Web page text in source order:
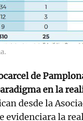
de
en la
desde la
evidenciara la